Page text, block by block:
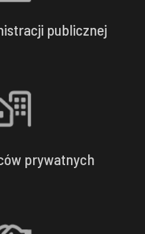
publicznej
prywatnych